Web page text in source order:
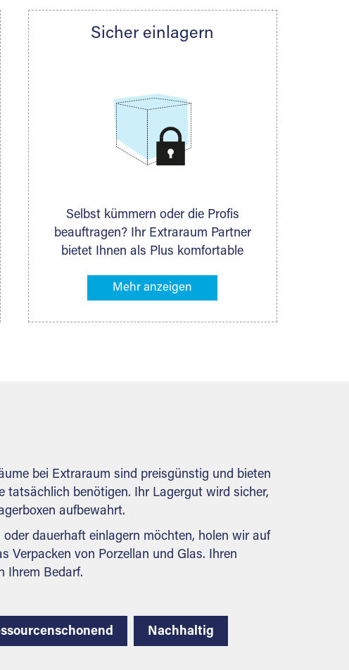
Sicher einlagern
Selbst kümmern oder die Profis
beauftragen? Ihr Extraraum Partner
bietet Ihnen als Plus komfortable
besonders bequem machen. Dazu
Lieferung von Packmaterial sowie
bei Extraraum sind preisgünstig und bieten
tatsächlich benötigen. Ihr Lagergut wird sicher,
aufbewahrt.
dauerhaft einlagern möchten, holen wir auf
Verpacken von Porzellan und Glas. Ihren
Ihrem Bedarf.
Nachhaltig